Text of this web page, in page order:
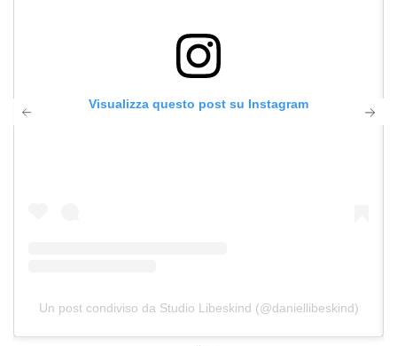
Visualizza questo post su Instagram
Un post condiviso da Studio Libeskind (@daniellibeskind)